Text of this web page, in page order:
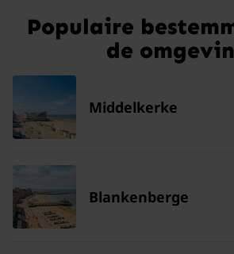
Populaire
de
Middelkerke
Blankenberge